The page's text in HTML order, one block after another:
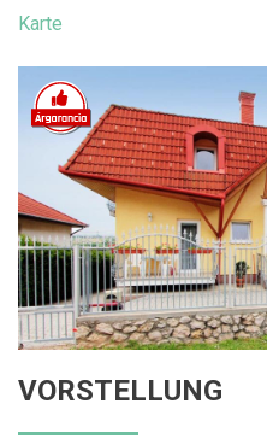
Karte
VORSTELLUNG